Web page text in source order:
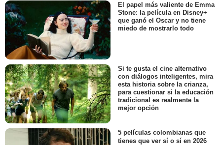
El papel más valiente de Emma
Stone: la película en Disney+
que ganó el Oscar y no tiene
miedo de mostrarlo todo
Si te gusta el cine alternativo
con diálogos inteligentes, mira
esta historia sobre la crianza,
para cuestionar si la educación
tradicional es realmente la
mejor opción
5 películas colombianas que
tienes que ver sí o sí en 2026